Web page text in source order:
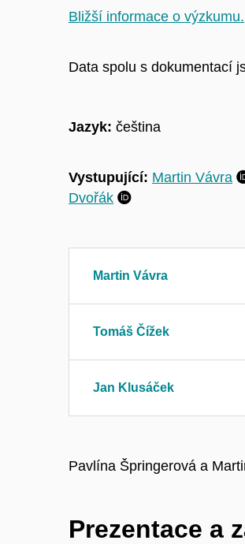
Bližší informace o výzkumu.
Data spolu s dokumentací
Jazyk: čeština
Vystupující: Martin Vávra
Dvořák
Martin Vávra
Tomáš Čížek
Jan Klusáček
Pavlína Špringerová a
Prezentace a